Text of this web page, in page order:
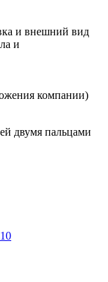
и внешний вид
и
компании)
двумя пальцами